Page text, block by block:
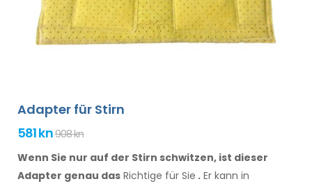
Adapter für Stirn
581 kn908 kn
Wenn Sie nur auf der Stirn schwitzen, ist dieser
Adapter genau das Richtige für Sie . Er kann in